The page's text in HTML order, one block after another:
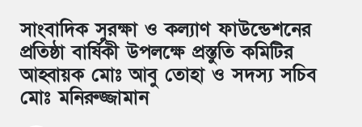
সাংবাদিক সুরক্ষা ও কল্যাণ ফাউন্ডেশনের
প্রতিষ্ঠা বার্ষিকী উপলক্ষে প্রস্তুতি কমিটির
আহ্বায়ক মোঃ আবু তোহা ও সদস্য সচিব
মোঃ মনিরুজ্জামান